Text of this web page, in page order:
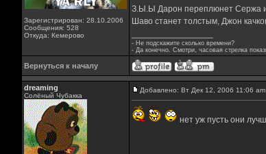
Зарегистрирован: 28.10.2006
Сообщения: 528
Откуда: Кемерово
З.Ы.Ы Дарон переплюнет Сержа и
Шаво станет толстым, Джон
- Не подскажите сколько времени?
- Да конечно. Смотри, часовая стрелка
Вернуться к началу
dreaming
Солёный Чубакка
Добавлено: Вт Дек 12, 2006 11:06 am
нет уж пусть они